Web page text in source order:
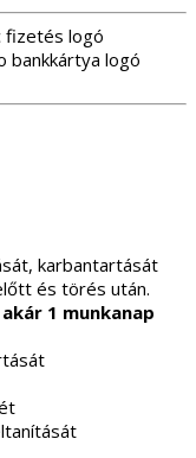
karbantartását
és törés után.
1 munkanap